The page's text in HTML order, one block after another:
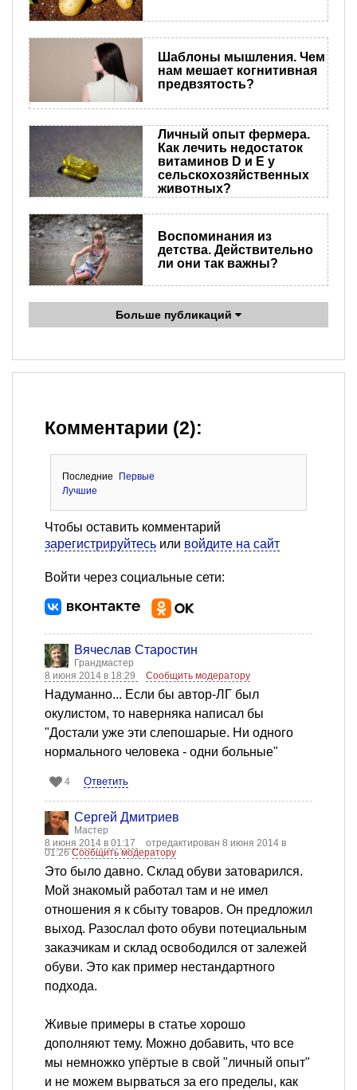
Шаблоны мышления. Чем
нам мешает когнитивная
предвзятость?
Личный опыт фермера.
Как лечить недостаток
витаминов D и Е у
сельскохозяйственных
животных?
Воспоминания из
детства. Действительно
ли они так важны?
Больше публикаций
Комментарии (2):
Последние
Первые
Лучшие
Чтобы оставить комментарий
зарегистрируйтесь или войдите на сайт
Войти через социальные сети:
Вячеслав Старостин
Грандмастер
8 июня 2014 в 18:29
Сообщить модератору
Надуманно... Если бы автор-ЛГ был
окулистом, то наверняка написал бы
"Достали уже эти слепошарые. Ни одного
нормального человека - одни больные"
4 Ответить
Сергей Дмитриев
Мастер
8 июня 2014 в 01:17
отредактирован 8 июня 2014 в
01:26Сообщить модератору
Это было давно. Склад обуви затоварился.
Мой знакомый работал там и не имел
отношения я к сбыту товаров. Он предложил
выход. Разослал фото обуви потециальным
заказчикам и склад освободился от залежей
обуви. Это как пример нестандартного
подхода.
Живые примеры в статье хорошо
дополняют тему. Можно добавить, что все
мы немножко упёртые в свой "личный опыт"
и не можем вырваться за его пределы, как